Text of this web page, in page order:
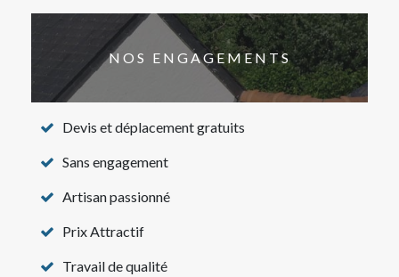
NOS ENGAGEMENTS
Devis et déplacement gratuits
Sans engagement
Artisan passionné
Prix Attractif
Travail de qualité